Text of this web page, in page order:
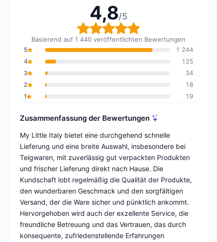
4,8/5
Gesamtbewertung: 4,8
Basierend auf 1 440 veröffentlichten Bewertungen
5
1 244
4
125
3
34
2
18
1
19
Zusammenfassung der Bewertungen
My Little Italy bietet eine durchgehend schnelle
Lieferung und eine breite Auswahl, insbesondere bei
Teigwaren, mit zuverlässig gut verpackten Produkten
und frischer Lieferung direkt nach Hause. Die
Kundschaft lobt regelmäßig die Qualität der Produkte,
den wunderbaren Geschmack und den sorgfältigen
Versand, der die Ware sicher und pünktlich ankommt.
Hervorgehoben wird auch der exzellente Service, die
freundliche Betreuung und das Vertrauen, das durch
konsequente, zufriedenstellende Erfahrungen